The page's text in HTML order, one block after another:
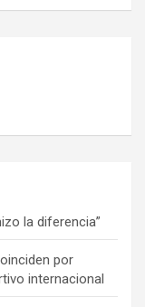
la diferencia”
por
internacional